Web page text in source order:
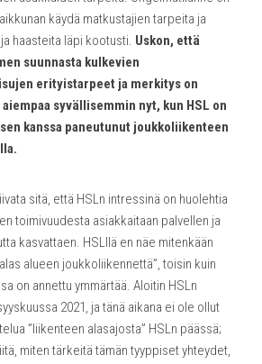
käydä matkustajien tarpeita ja
haasteita läpi kootusti. Uskon, että
suunnasta kulkevien
erityistarpeet ja merkitys on
syvällisemmin nyt, kun HSL on
kanssa paneutunut joukkoliikenteen
sitä, että HSLn intressinä on huolehtia
toimivuudesta asiakkaitaan palvellen ja
kasvattaen. HSLllä en näe mitenkään
alueen joukkoliikennettä”, toisin kuin
on annettu ymmärtää. Aloitin HSLn
2021, ja tänä aikana ei ole ollut
”liikenteen alasajosta” HSLn päässä;
miten tärkeitä tämän tyyppiset yhteydet,